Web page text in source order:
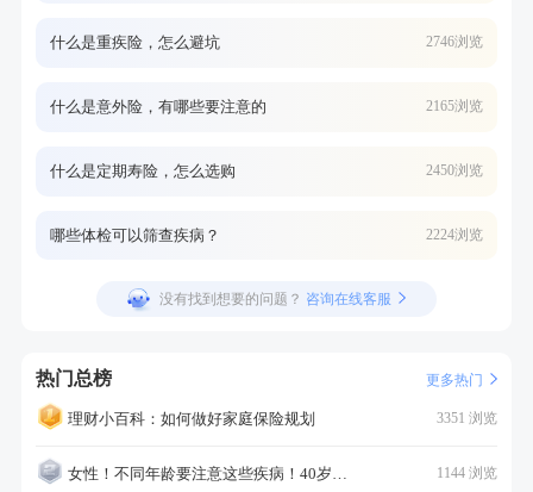
什么是重疾险，怎么避坑 2746浏览
什么是意外险，有哪些要注意的 2165浏览
什么是定期寿险，怎么选购 2450浏览
哪些体检可以筛查疾病？ 2224浏览
没有找到想要的问题？ 咨询在线客服
热门总榜 更多热门
理财小百科：如何做好家庭保险规划 3351 浏览
女性！不同年龄要注意这些疾病！40岁的这个疾病最需要注意！ 1144 浏览